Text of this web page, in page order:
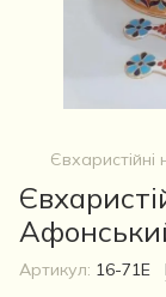
Євхаристійні
Артикул: 16-71E